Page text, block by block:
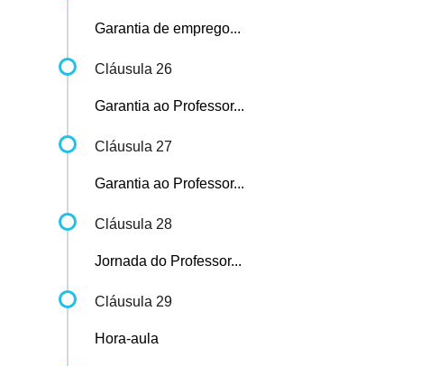
Garantia de emprego...
Cláusula 26
Garantia ao Professor...
Cláusula 27
Garantia ao Professor...
Cláusula 28
Jornada do Professor...
Cláusula 29
Hora-aula